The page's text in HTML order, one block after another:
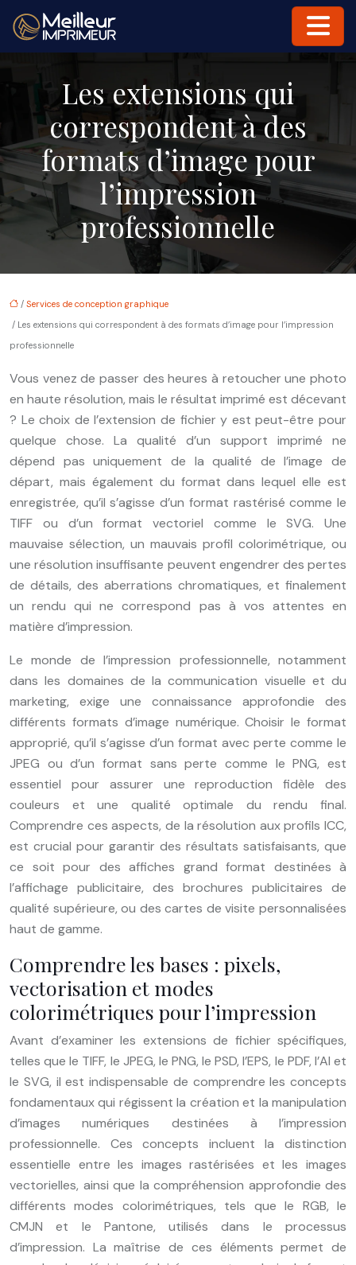
Les extensions qui
correspondent à des
formats d’image pour
l’impression
professionnelle
/ Services de conception graphique
/ Les extensions qui correspondent à des formats d’image pour l’impression
professionnelle
Vous venez de passer des heures à retoucher une photo
en haute résolution, mais le résultat imprimé est décevant
? Le choix de l’extension de fichier y est peut-être pour
quelque chose. La qualité d’un support imprimé ne
dépend pas uniquement de la qualité de l’image de
départ, mais également du format dans lequel elle est
enregistrée, qu’il s’agisse d’un format rastérisé comme le
TIFF ou d’un format vectoriel comme le SVG. Une
mauvaise sélection, un mauvais profil colorimétrique, ou
une résolution insuffisante peuvent engendrer des pertes
de détails, des aberrations chromatiques, et finalement
un rendu qui ne correspond pas à vos attentes en
matière d’impression.
Le monde de l’impression professionnelle, notamment
dans les domaines de la communication visuelle et du
marketing, exige une connaissance approfondie des
différents formats d’image numérique. Choisir le format
approprié, qu’il s’agisse d’un format avec perte comme le
JPEG ou d’un format sans perte comme le PNG, est
essentiel pour assurer une reproduction fidèle des
couleurs et une qualité optimale du rendu final.
Comprendre ces aspects, de la résolution aux profils ICC,
est crucial pour garantir des résultats satisfaisants, que
ce soit pour des affiches grand format destinées à
l’affichage publicitaire, des brochures publicitaires de
qualité supérieure, ou des cartes de visite personnalisées
haut de gamme.
Comprendre les bases : pixels,
vectorisation et modes
colorimétriques pour l’impression
Avant d’examiner les extensions de fichier spécifiques,
telles que le TIFF, le JPEG, le PNG, le PSD, l’EPS, le PDF, l’AI et
le SVG, il est indispensable de comprendre les concepts
fondamentaux qui régissent la création et la manipulation
d’images numériques destinées à l’impression
professionnelle. Ces concepts incluent la distinction
essentielle entre les images rastérisées et les images
vectorielles, ainsi que la compréhension approfondie des
différents modes colorimétriques, tels que le RGB, le
CMJN et le Pantone, utilisés dans le processus
d’impression. La maîtrise de ces éléments permet de